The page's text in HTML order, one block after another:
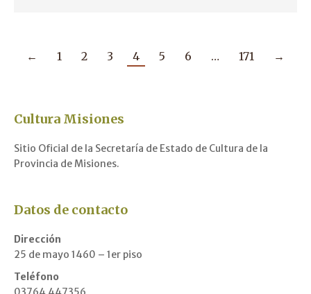
← 1 2 3 4 5 6 … 171 →
Cultura Misiones
Sitio Oficial de la Secretaría de Estado de Cultura de la
Provincia de Misiones.
Datos de contacto
Dirección
25 de mayo 1460 – 1er piso
Teléfono